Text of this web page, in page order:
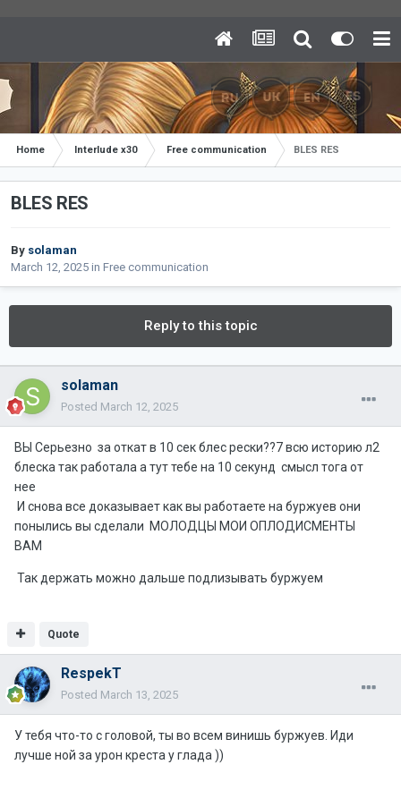
Home Interlude x30 Free communication BLES RES
BLES RES
By solaman
March 12, 2025 in Free communication
Reply to this topic
solaman
Posted March 12, 2025
ВЫ Серьезно за откат в 10 сек блес рески??7 всю историю л2
блеска так работала а тут тебе на 10 секунд смысл тога от
нее
И снова все доказывает как вы работаете на буржуев они
понылись вы сделали МОЛОДЦЫ МОИ ОПЛОДИСМЕНТЫ
ВАМ
Так держать можно дальше подлизывать буржуем
Quote
RespekT
Posted March 13, 2025
У тебя что-то с головой, ты во всем винишь буржуев. Иди
лучше ной за урон креста у глада ))